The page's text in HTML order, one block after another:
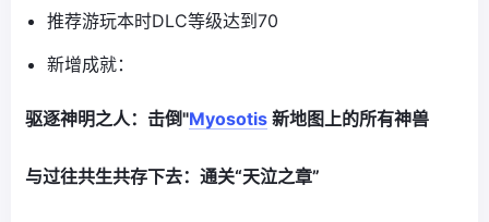
推荐游玩本时DLC等级达到70
新增成就：
驱逐神明之人：击倒"Myosotis 新地图上的所有神兽
与过往共生共存下去：通关“天泣之章”